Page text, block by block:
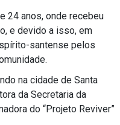
24 anos, onde recebeu
e devido a isso, em
santense pelos
na cidade de Santa
da Secretaria da
do “Projeto Reviver”